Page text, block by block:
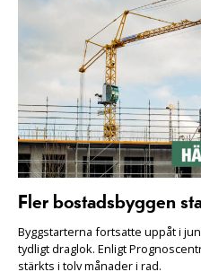
Fler bostadsbyggen
Byggstarterna fortsatte uppåt i
tydligt draglok. Enligt
stärkts i tolv månader i rad.